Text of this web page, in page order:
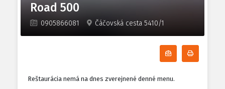
Road 500
0905866081 Čáčovská cesta 5410/1
Odoberať
Reštaurácia nemá na dnes zverejnené denné menu.